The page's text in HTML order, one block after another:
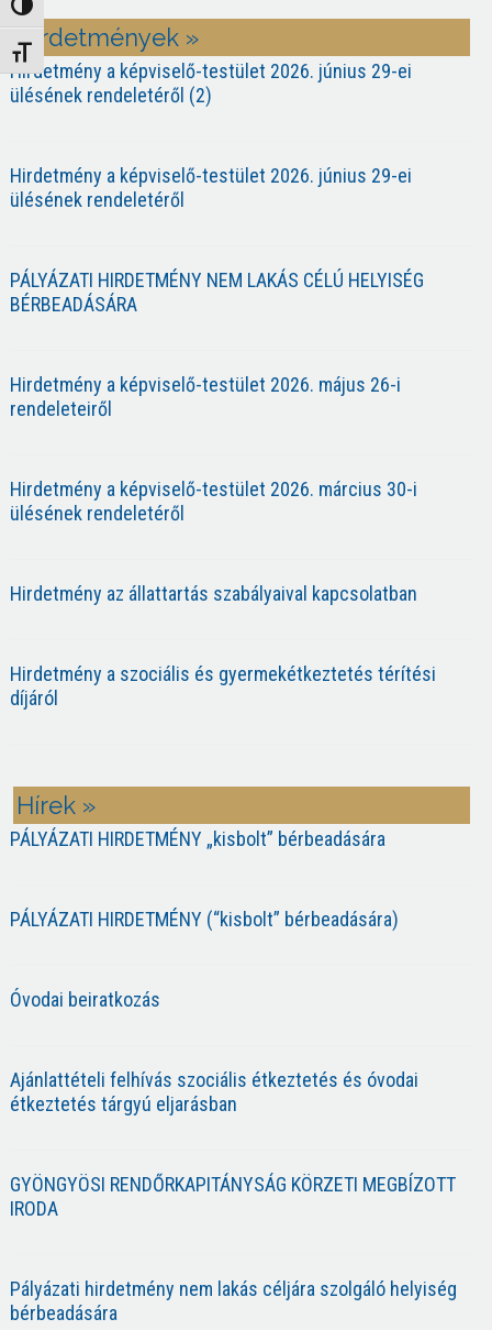
Nagy kontraszt váltása
Betűméret váltása
Hirdetmények »
Hirdetmény a képviselő-testület 2026. június 29-ei
ülésének rendeletéről (2)
Hirdetmény a képviselő-testület 2026. június 29-ei
ülésének rendeletéről
PÁLYÁZATI HIRDETMÉNY NEM LAKÁS CÉLÚ HELYISÉG
BÉRBEADÁSÁRA
Hirdetmény a képviselő-testület 2026. május 26-i
rendeleteiről
Hirdetmény a képviselő-testület 2026. március 30-i
ülésének rendeletéről
Hirdetmény az állattartás szabályaival kapcsolatban
Hirdetmény a szociális és gyermekétkeztetés térítési
díjáról
Hírek »
PÁLYÁZATI HIRDETMÉNY „kisbolt” bérbeadására
PÁLYÁZATI HIRDETMÉNY (“kisbolt” bérbeadására)
Óvodai beiratkozás
Ajánlattételi felhívás szociális étkeztetés és óvodai
étkeztetés tárgyú eljarásban
GYÖNGYÖSI RENDŐRKAPITÁNYSÁG KÖRZETI MEGBÍZOTT
IRODA
Pályázati hirdetmény nem lakás céljára szolgáló helyiség
bérbeadására